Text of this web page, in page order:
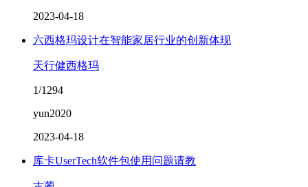
2023-04-18
六西格玛设计在智能家居行业的创新体现
天行健西格玛
1/1294
yun2020
2023-04-18
库卡UserTech软件包使用问题请教